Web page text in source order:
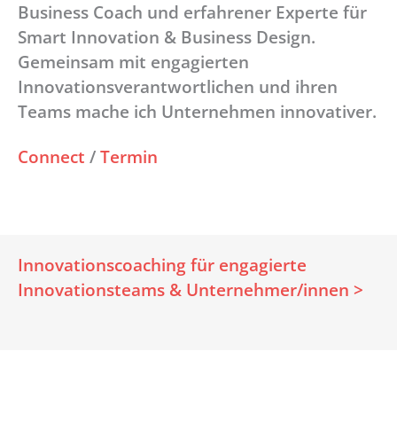
Business Coach und erfahrener Experte für
Smart Innovation & Business Design.
Gemeinsam mit engagierten
Innovationsverantwortlichen und ihren
Teams mache ich Unternehmen innovativer.
Connect / Termin
Innovationscoaching für engagierte
Innovationsteams & Unternehmer/innen >